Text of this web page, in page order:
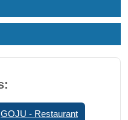
GOJU - Restaurant